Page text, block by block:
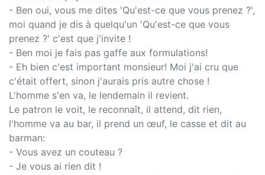
- Ben oui, vous me dites 'Qu'est-ce que vous prenez ?',
moi quand je dis à quelqu'un 'Qu'est-ce que vous
prenez ?' c'est que j'invite !
- Ben moi je fais pas gaffe aux formulations!
- Eh bien c'est important monsieur! Moi j'ai cru que
c'était offert, sinon j'aurais pris autre chose !
L'homme s'en va, le lendemain il revient.
Le patron le voit, le reconnaît, il attend, dit rien,
l'homme va au bar, il prend un œuf, le casse et dit au
barman:
- Vous avez un couteau ?
- Je vous ai rien dit !